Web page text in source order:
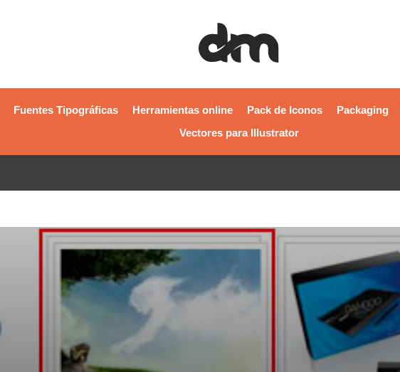
Fuentes Tipográficas Herramientas online Pack de Iconos Packaging
Vectores para Illustrator